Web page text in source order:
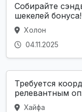
Собирайте
шекелей бонуса!
Холон
04.11.2025
Требуется
релевантным
Хайфа